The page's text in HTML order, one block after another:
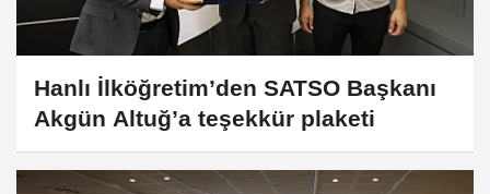
Hanlı İlköğretim’den SATSO Başkanı
Akgün Altuğ’a teşekkür plaketi